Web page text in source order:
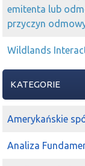
emitenta lub
przyczyn
Wildlands
KATEGORIE
Amerykańskie
Analiza